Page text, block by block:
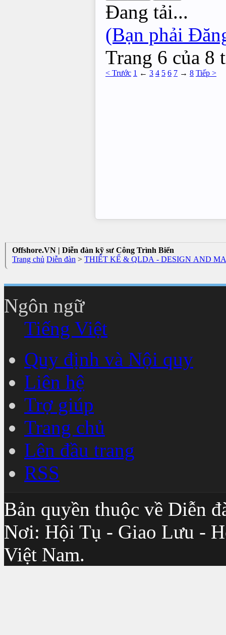
Đang tải...
(Bạn phải
Trang 6 của 8
< Trước 1 ← 3 4 5 6 7 → 8 Tiếp >
Offshore.VN | Diễn đàn kỹ sư Công Trình Biển
Trang chủ Diễn đàn > THIẾT KẾ & QLDA - DESIGN AND
Ngôn ngữ
Tiếng Việt
Quy định và Nội quy
Liên hệ
Trợ giúp
Trang chủ
Lên đầu trang
RSS
Bản quyền thuộc về Diễn
Nơi: Hội Tụ - Giao Lưu -
Việt Nam.